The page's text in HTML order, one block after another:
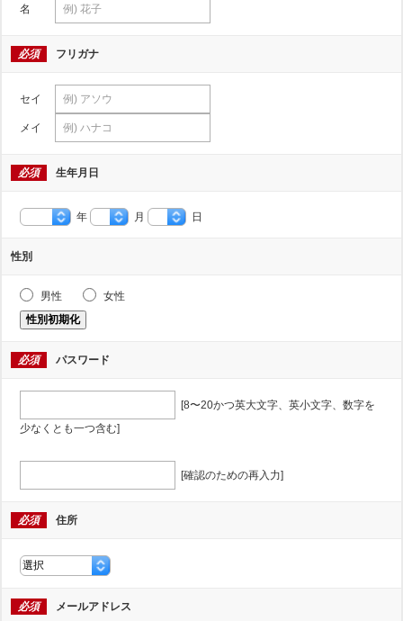
名
必須 フリガナ
セイ
メイ
必須 生年月日
年 月 日
性別
男性
女性
性別初期化
必須 パスワード
[8〜20かつ英大文字、英小文字、数字を
少なくとも一つ含む]
[確認のための再入力]
必須 住所
必須 メールアドレス